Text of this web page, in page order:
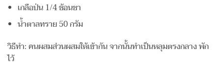
เกลือป่น 1/4 ช้อนชา
น้ำตาลทราย 50 กรัม
วิธีทำ: คนผสมส่วนผสมให้เข้ากัน จากนั้นทำเป็นหลุมตรงกลาง พัก
ไว้